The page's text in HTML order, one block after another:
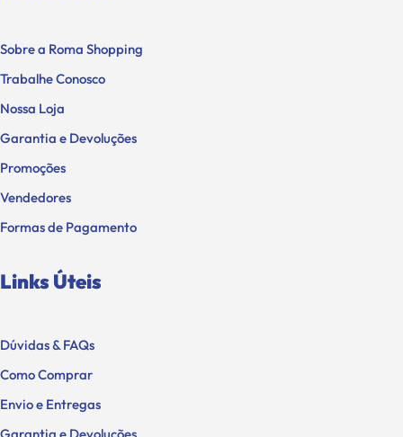
Sobre a Roma Shopping
Trabalhe Conosco
Nossa Loja
Garantia e Devoluções
Promoções
Vendedores
Formas de Pagamento
Links Úteis
Dúvidas & FAQs
Como Comprar
Envio e Entregas
Garantia e Devoluções